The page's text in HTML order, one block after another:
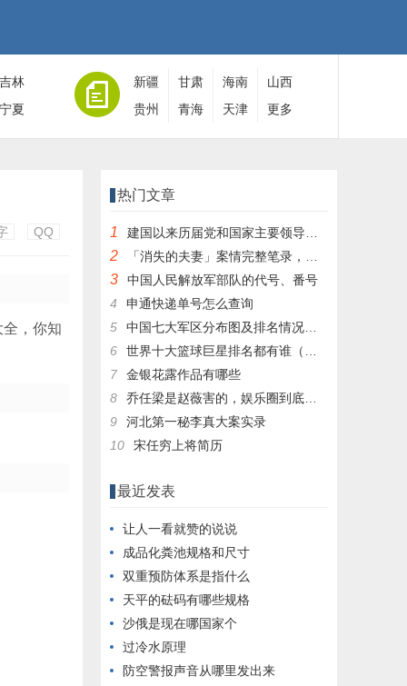
吉林
宁夏
新疆 甘肃 海南
山西
贵州
青海 天津 更多
QQ
，你知
热门文章
1 建国以来历届党和国家主要领导人全名单
2 「消失的夫妻」案情完整笔录，凶手灭绝人性！|杀人狂魔004
3
中国人民解放军部队的代号、番号
4
申通快递单号怎么查询
5
中国七大军区分布图及排名情况详细解读！
6
世界十大篮球巨星排名都有谁（篮球排行榜前十名）
7
金银花露作品有哪些
8
乔任梁是赵薇害的，娱乐圈到底有多乱，昔日往事一件一件都被扒出，你是怎么
9
河北第一秘李真大案实录
10
宋任穷上将简历
最近发表
让人一看就赞的说说
成品化粪池规格和尺寸
双重预防体系是指什么
天平的砝码有哪些规格
沙俄是现在哪国家个
过冷水原理
防空警报声音从哪里发出来